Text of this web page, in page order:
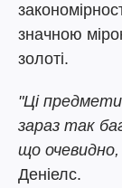
значною
золоті.
"Ці
зараз так
що
Деніелс.